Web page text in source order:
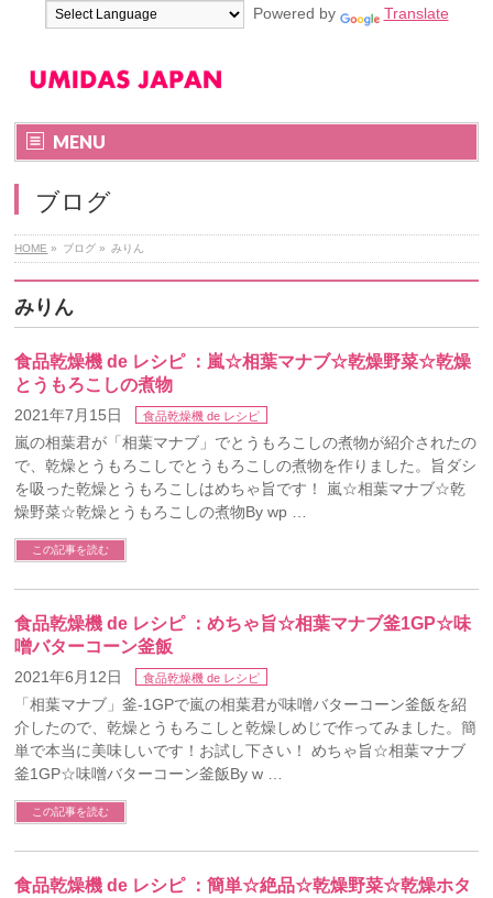
Powered by Translate
MENU
ブログ
HOME » ブログ » みりん
みりん
食品乾燥機 de レシピ ：嵐☆相葉マナブ☆乾燥野菜☆乾燥
とうもろこしの煮物
2021年7月15日 食品乾燥機 de レシピ
嵐の相葉君が「相葉マナブ」でとうもろこしの煮物が紹介されたの
で、乾燥とうもろこしでとうもろこしの煮物を作りました。旨ダシ
を吸った乾燥とうもろこしはめちゃ旨です！ 嵐☆相葉マナブ☆乾
燥野菜☆乾燥とうもろこしの煮物By wp …
この記事を読む
食品乾燥機 de レシピ ：めちゃ旨☆相葉マナブ釜1GP☆味
噌バターコーン釜飯
2021年6月12日 食品乾燥機 de レシピ
「相葉マナブ」釜-1GPで嵐の相葉君が味噌バターコーン釜飯を紹
介したので、乾燥とうもろこしと乾燥しめじで作ってみました。簡
単で本当に美味しいです！お試し下さい！ めちゃ旨☆相葉マナブ
釜1GP☆味噌バターコーン釜飯By w …
この記事を読む
食品乾燥機 de レシピ ：簡単☆絶品☆乾燥野菜☆乾燥ホタ